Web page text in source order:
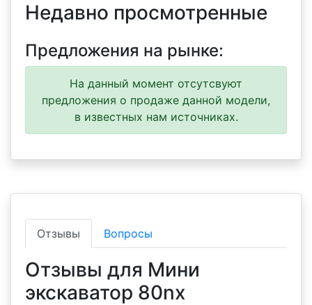
Недавно просмотренные
Предложения на рынке:
На данный момент отсутсвуют
предложения о продаже данной модели,
в известных нам источниках.
Отзывы Вопросы
Отзывы для Мини
экскаватор 80nx